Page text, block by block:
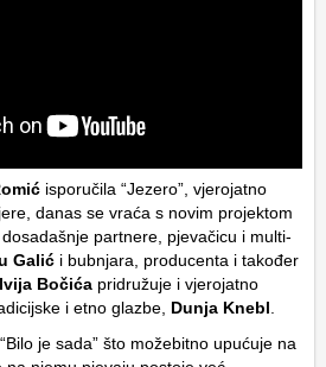
isporučila “Jezero”, vjerojatno
danas se vraća s novim projektom
partnere, pjevačicu i multi-
Galić i bubnjara, producenta i također
Bočića pridružuje i vjerojatno
i etno glazbe, Dunja Knebl
je sada” što možebitno upućuje na